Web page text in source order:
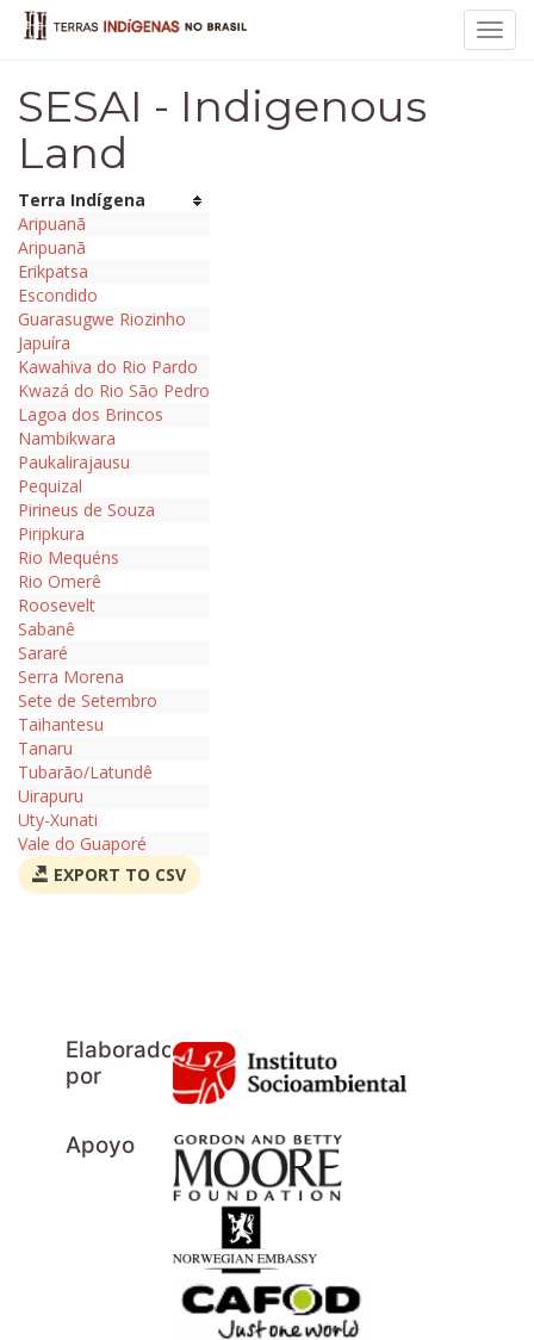
SESAI - Indigenous
Land
Terra Indígena
Aripuanã
Aripuanã
Erikpatsa
Escondido
Guarasugwe Riozinho
Japuíra
Kawahiva do Rio Pardo
Kwazá do Rio São Pedro
Lagoa dos Brincos
Nambikwara
Paukalirajausu
Pequizal
Pirineus de Souza
Piripkura
Rio Mequéns
Rio Omerê
Roosevelt
Sabanê
Sararé
Serra Morena
Sete de Setembro
Taihantesu
Tanaru
Tubarão/Latundê
Uirapuru
Uty-Xunati
Vale do Guaporé
EXPORT TO CSV